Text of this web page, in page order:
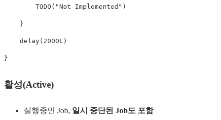
TODO ( "Not Implemented" )
}
delay( 2000L )
}
활성(Active)
실행중인 Job, 일시 중단된 Job도 포함